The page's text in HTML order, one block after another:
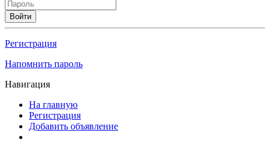
Войти
Регистрация
Напомнить пароль
Навигация
На главную
Регистрация
Добавить объявление